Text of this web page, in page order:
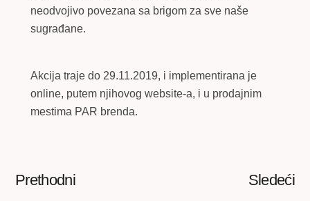
neodvojivo povezana sa brigom za sve naše
sugrađane.
Akcija traje do 29.11.2019, i implementirana je
online, putem njihovog website-a, i u prodajnim
mestima PAR brenda.
Prethodni Sledeći